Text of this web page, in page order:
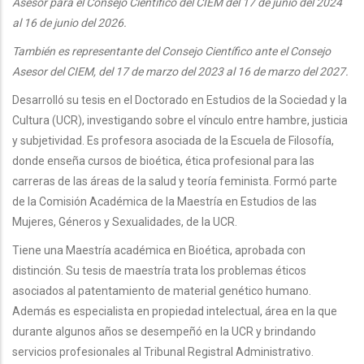
Asesor para el Consejo Científico del CIEM del 17 de junio del 2024
al 16 de junio del 2026.
También es representante del Consejo Científico ante el Consejo
Asesor del CIEM, del 17 de marzo del 2023 al 16 de marzo del 2027.
Desarrolló su tesis en el Doctorado en Estudios de la Sociedad y la
Cultura (UCR), investigando sobre el vínculo entre hambre, justicia
y subjetividad. Es profesora asociada de la Escuela de Filosofía,
donde enseña cursos de bioética, ética profesional para las
carreras de las áreas de la salud y teoría feminista. Formó parte
de la Comisión Académica de la Maestría en Estudios de las
Mujeres, Géneros y Sexualidades, de la UCR.
Tiene una Maestría académica en Bioética, aprobada con
distinción. Su tesis de maestría trata los problemas éticos
asociados al patentamiento de material genético humano.
Además es especialista en propiedad intelectual, área en la que
durante algunos años se desempeñó en la UCR y brindando
servicios profesionales al Tribunal Registral Administrativo.